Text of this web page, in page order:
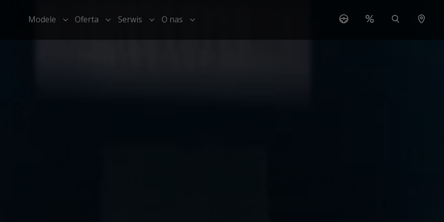
Modele Submenu for "Modele"
Oferta Submenu for "Oferta"
Serwis Submenu for "Serwis"
O nas Submenu for "O nas"